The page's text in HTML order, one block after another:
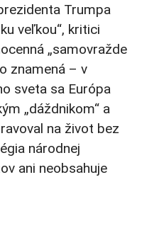
Trumpa
veľkou“, kritici
„samovražde
znamená – v
sveta sa Európa
„dáždnikom“ a
na život bez
národnej
ani neobsahuje